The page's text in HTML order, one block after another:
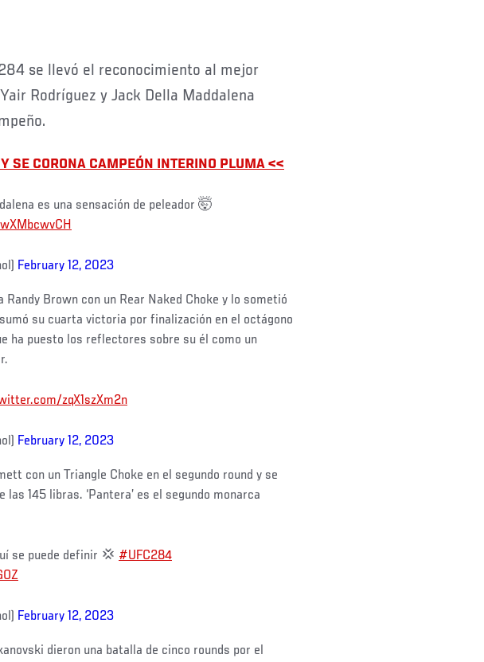
Rodríguez y Jack Della Maddalena
SE CORONA CAMPEÓN INTERINO PLUMA <<
es una sensación de peleador 🤯
February 12, 2023
Brown con un Rear Naked Choke y lo sometió
su cuarta victoria por finalización en el octágono
ha puesto los reflectores sobre su él como un
zqX1szXm2n
February 12, 2023
con un Triangle Choke en el segundo round y se
145 libras. ‘Pantera’ es el segundo monarca
se puede definir 💢 #UFC284
February 12, 2023
dieron una batalla de cinco rounds por el